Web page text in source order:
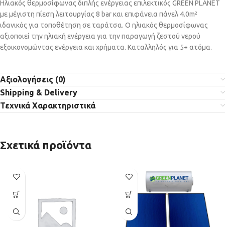
Ηλιακός θερμοσίφωνας διπλής ενέργειας επιλεκτικός GREEN PLANET
με μέγιστη πίεση λειτουργίας 8 bar και επιφάνεια πάνελ 4.0m²
ιδανικός για τοποθέτηση σε ταράτσα. Ο ηλιακός θερμοσίφωνας
αξιοποιεί την ηλιακή ενέργεια για την παραγωγή ζεστού νερού
εξοικονομώντας ενέργεια και χρήματα. Καταλληλός για 5+ ατόμα.
Αξιολογήσεις (0)
Shipping & Delivery
Τεχνικά Χαρακτηριστικά
Σχετικά προϊόντα